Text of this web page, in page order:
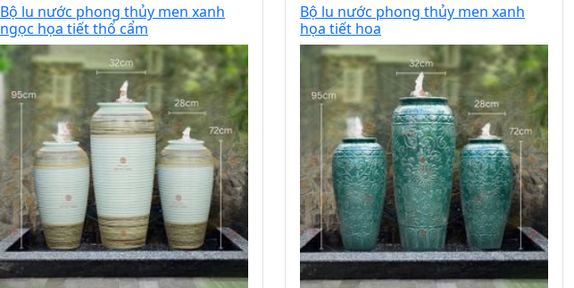
Bộ lu nước phong thủy men xanh
ngọc họa tiết thổ cẩm
Bộ lu nước phong thủy men xanh
họa tiết hoa